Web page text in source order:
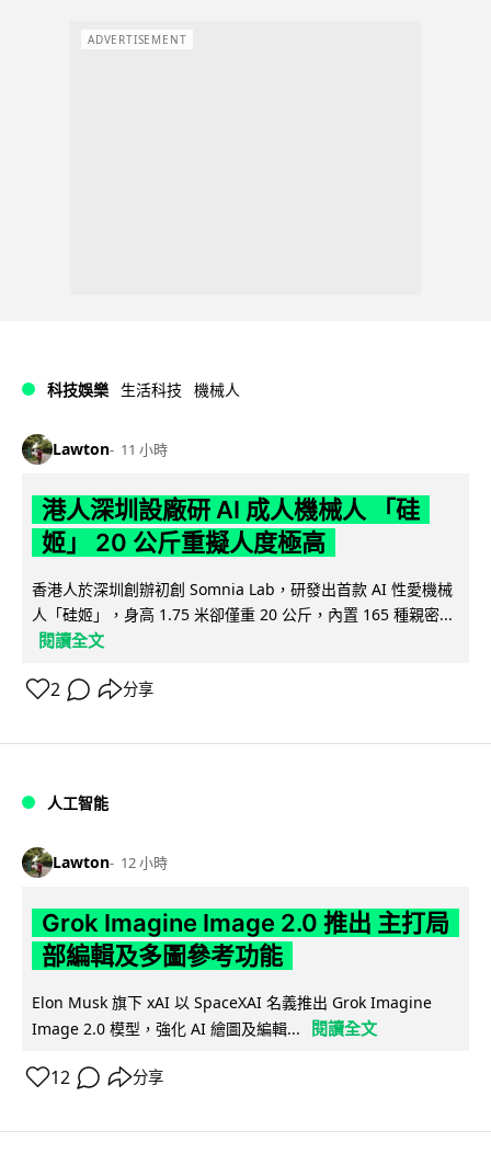
ADVERTISEMENT
科技娛樂 生活科技 機械人
Lawton 11 小時
港人深圳設廠研 AI 成人機械人 「硅
姬」 20 公斤重擬人度極高
香港人於深圳創辦初創 Somnia Lab，研發出首款 AI 性愛機械
人「硅姬」，身高 1.75 米卻僅重 20 公斤，內置 165 種親密...
閱讀全文
2 分享
人工智能
Lawton 12 小時
Grok Imagine Image 2.0 推出 主打局
部編輯及多圖參考功能
Elon Musk 旗下 xAI 以 SpaceXAI 名義推出 Grok Imagine
Image 2.0 模型，強化 AI 繪圖及編輯...
閱讀全文
12 分享